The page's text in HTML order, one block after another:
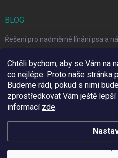
Chtěli bychom, aby se Vám na
co nejlépe. Proto naše stránka
Budeme rádi, pokud s nimi
zprostředkovat Vám ještě lepší
informací zde.
BLOG
Řešení pro nadměrné línání psa a
Top 6 značek pro domácí mazlíčky
Copyright 2026Grenze Markt Online.